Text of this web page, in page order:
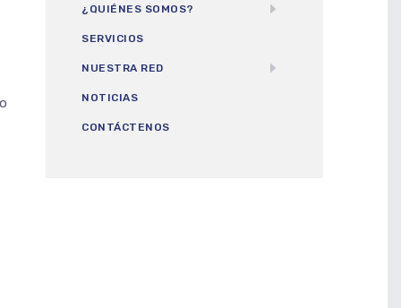
¿QUIÉNES SOMOS?
SERVICIOS
NUESTRA RED
NOTICIAS
CONTÁCTENOS